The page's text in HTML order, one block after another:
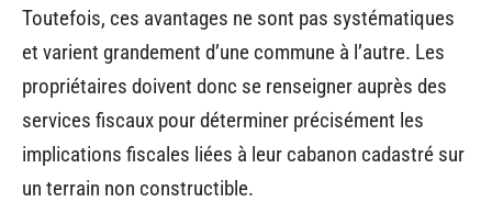
Toutefois, ces avantages ne sont pas systématiques
et varient grandement d’une commune à l’autre. Les
propriétaires doivent donc se renseigner auprès des
services fiscaux pour déterminer précisément les
implications fiscales liées à leur cabanon cadastré sur
un terrain non constructible.